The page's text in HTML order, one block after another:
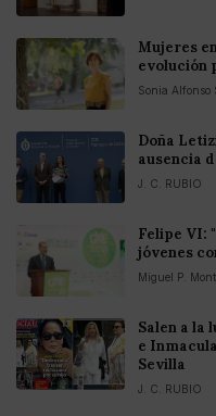
Mujeres
evolución
Sonia Alfonso
Doña
ausencia
J. C. RUBIO
Felipe VI:
jóvenes
Miguel P.
Salen a la
e
Sevilla
J. C. RUBIO